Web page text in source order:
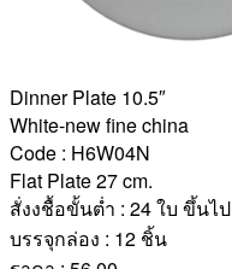
Dinner Plate 10.5″
White-new fine china
Code : H6W04N
Flat Plate 27 cm.
สั่งงชื้อขั้นต่ำ : 24 ใบ ขึ้นไป
บรรจุกล่อง : 12 ชิ้น